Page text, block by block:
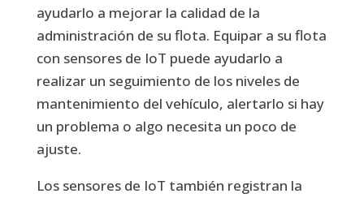
ayudarlo a mejorar la calidad de la
administración de su flota. Equipar a su flota
con sensores de IoT puede ayudarlo a
realizar un seguimiento de los niveles de
mantenimiento del vehículo, alertarlo si hay
un problema o algo necesita un poco de
ajuste.
Los sensores de IoT también registran la